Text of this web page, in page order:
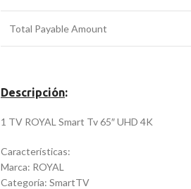
Total Payable Amount
Descripción:
1 TV ROYAL Smart Tv 65″ UHD 4K
Características:
Marca: ROYAL
Categoría: SmartTV